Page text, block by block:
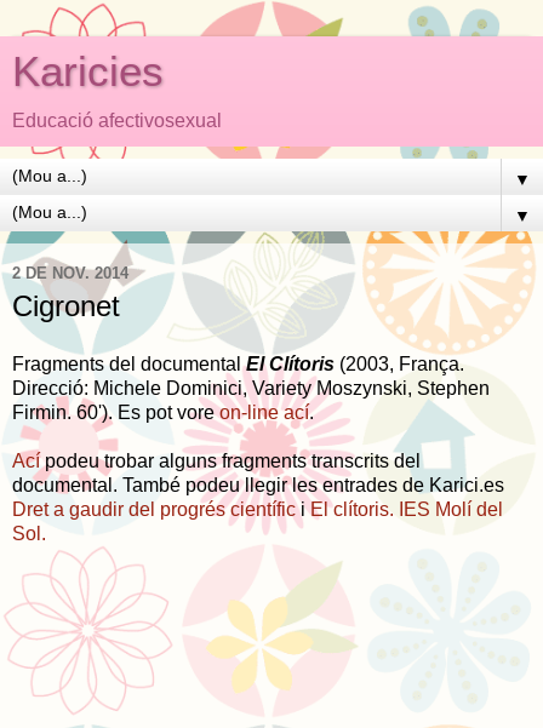
Karicies
Educació afectivosexual
▼
▼
2 DE NOV. 2014
Cigronet
Fragments del documentalEl Clítoris (2003, França.
Direcció: Michele Dominici, Variety Moszynski, Stephen
Firmin. 60'). Es pot voreon-line ací.
Acípodeu trobar alguns fragments transcrits del
documental. També podeu llegir les entrades de Karici.es
Dret a gaudir del progrés científiciEl clítoris. IES Molí del
Sol.